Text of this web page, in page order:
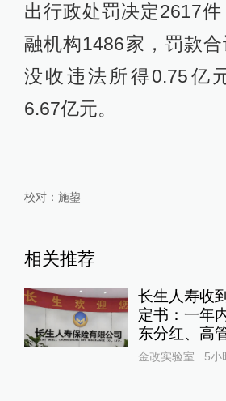
出行政处罚决定2617
融机构1486家，罚款合
没收违法所得0.75亿
6.67亿元。
校对： 施鋆
相关推荐
长生人寿收
定书：一年
东分红、高
金改实验室 5小